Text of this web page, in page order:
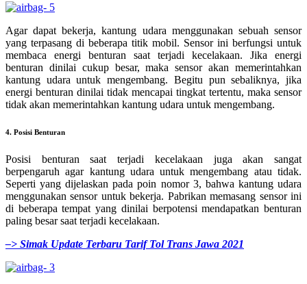
Agar dapat bekerja, kantung udara menggunakan sebuah sensor
yang terpasang di beberapa titik mobil. Sensor ini berfungsi untuk
membaca energi benturan saat terjadi kecelakaan. Jika energi
benturan dinilai cukup besar, maka sensor akan memerintahkan
kantung udara untuk mengembang. Begitu pun sebaliknya, jika
energi benturan dinilai tidak mencapai tingkat tertentu, maka sensor
tidak akan memerintahkan kantung udara untuk mengembang.
4. Posisi Benturan
Posisi benturan saat terjadi kecelakaan juga akan sangat
berpengaruh agar kantung udara untuk mengembang atau tidak.
Seperti yang dijelaskan pada poin nomor 3, bahwa kantung udara
menggunakan sensor untuk bekerja. Pabrikan memasang sensor ini
di beberapa tempat yang dinilai berpotensi mendapatkan benturan
paling besar saat terjadi kecelakaan.
–> Simak Update Terbaru Tarif Tol Trans Jawa 2021